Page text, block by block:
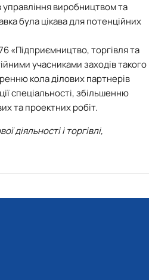
виробництвом та
була цікава для потенційних
«Підприємництво, торгівля та
учасниками заходів такого
кола ділових партнерів
спеціальності, збільшенню
та проектних робіт.
діяльності і торгівлі,